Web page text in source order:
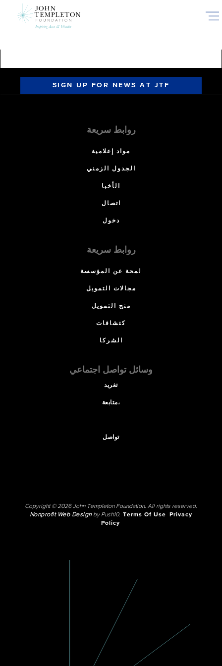
SIGN UP FOR NEWS AT JTF
روابط سريعة
مواد إعلامية
الجدول الزمني
الأخبا
اتصال
دخول
روابط سريعة
لمحة عن المؤسسة
مجالات التمويل
منح التمويل
كتشافات
الشركا
وسائل تواصل اجتماعي
تغريد
متابعة،
تواصل
Copyright © 2026 John Templeton Foundation. All rights reserved.
Nonprofit Web Designby Push10. Terms Of Use
Privacy
Policy